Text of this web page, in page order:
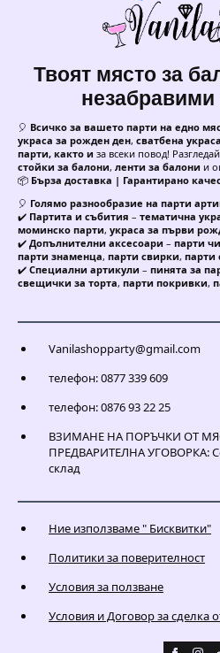
Твоят място за
🎈 Всичко за вашето парти на едно
украса за рожден ден, сватбена украса
парти, както и за всеки повод!
стойки за балони, ленти за балони и
📦 Бърза доставка | Гарантирано
🎈 Голямо разнообразие на парти
✔️ Партита и събития – тематична
моминско парти, украса за първи
✔️ Допълнителни аксесоари – парти
парти знаменца, парти свирки, парти
✔️ Специални артикули – пинята за
свещички за торта, парти покривки,
Vanilashopparty@gmail.com
телефон: 0877 339 609
телефон: 0876 93 22 25
ВЗИМАНЕ НА ПОРЪЧКИ ОТ
ПРЕДВАРИТЕЛНА УГОВОРКА:
склад
Ние използваме " Бисквитки"
Политики за поверителност
Условия за ползване
Условия и Договор за сделка